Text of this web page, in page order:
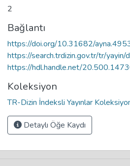
2
Bağlantı
https://doi.org/10.31682/
https://search.trdizin.gov.tr/tr/
https://hdl.handle.net/
Koleksiyon
TR-Dizin İndeksli Yayınlar
Detaylı Öğe Kaydı